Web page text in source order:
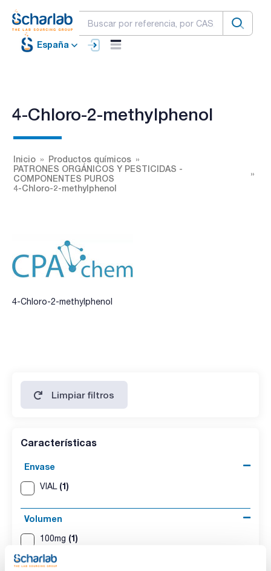
España
4-Chloro-2-methylphenol
Inicio
Productos químicos
PATRONES ORGÁNICOS Y PESTICIDAS -
COMPONENTES PUROS
4-Chloro-2-methylphenol
4-Chloro-2-methylphenol
Limpiar filtros
Características
Envase
VIAL (1)
Volumen
100mg (1)